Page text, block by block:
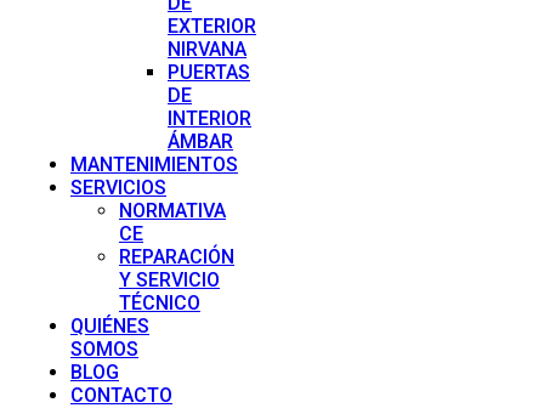
EXTERIOR
NIRVANA
PUERTAS
DE
INTERIOR
ÁMBAR
MANTENIMIENTOS
SERVICIOS
NORMATIVA
CE
REPARACIÓN
Y SERVICIO
TÉCNICO
QUIÉNES
SOMOS
BLOG
CONTACTO